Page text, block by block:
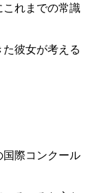
これまでの常識
彼女が考える
際コンクール